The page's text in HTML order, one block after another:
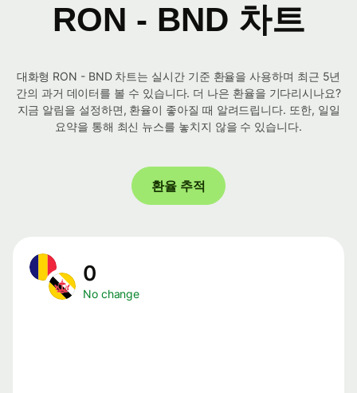
RON - BND 차트
대화형 RON - BND 차트는 실시간 기준 환율을 사용하며 최근 5년
간의 과거 데이터를 볼 수 있습니다. 더 나은 환율을 기다리시나요?
지금 알림을 설정하면, 환율이 좋아질 때 알려드립니다. 또한, 일일
요약을 통해 최신 뉴스를 놓치지 않을 수 있습니다.
환율 추적
0
No change